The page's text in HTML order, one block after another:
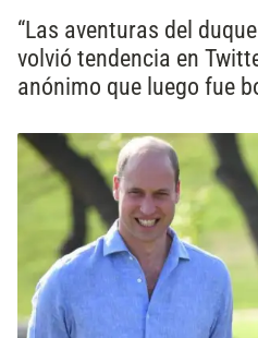
“Las aventuras del
volvió tendencia en
anónimo que luego fue